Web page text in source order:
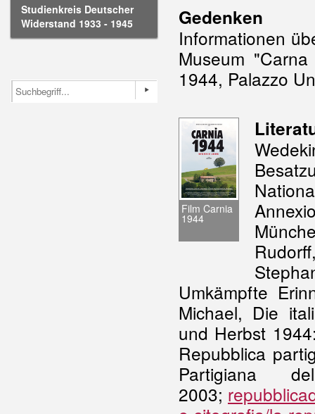
Studienkreis Deutscher
Widerstand 1933 - 1945
Gedenken
Informationen
Museum
1944, Palazzo
Film Carnia
1944
Umkämpfte
Michael, Die
und Herbst
Repubblica
Partigiana
2003;